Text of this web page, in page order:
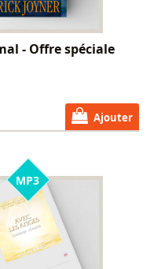
- Offre spéciale
Ajouter
MP3